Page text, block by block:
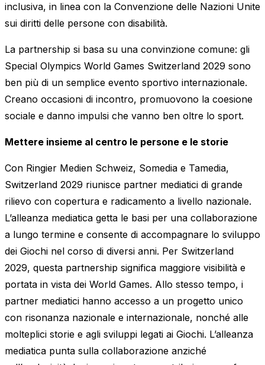
inclusiva, in linea con la Convenzione delle Nazioni Unite
sui diritti delle persone con disabilità.
La partnership si basa su una convinzione comune: gli
Special Olympics World Games Switzerland 2029 sono
ben più di un semplice evento sportivo internazionale.
Creano occasioni di incontro, promuovono la coesione
sociale e danno impulsi che vanno ben oltre lo sport.
Mettere insieme al centro le persone e le storie
Con Ringier Medien Schweiz, Somedia e Tamedia,
Switzerland 2029 riunisce partner mediatici di grande
rilievo con copertura e radicamento a livello nazionale.
L’alleanza mediatica getta le basi per una collaborazione
a lungo termine e consente di accompagnare lo sviluppo
dei Giochi nel corso di diversi anni. Per Switzerland
2029, questa partnership significa maggiore visibilità e
portata in vista dei World Games. Allo stesso tempo, i
partner mediatici hanno accesso a un progetto unico
con risonanza nazionale e internazionale, nonché alle
molteplici storie e agli sviluppi legati ai Giochi. L’alleanza
mediatica punta sulla collaborazione anziché